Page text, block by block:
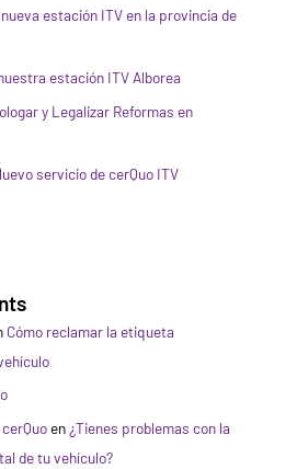
estación ITV en la provincia de
estación ITV Alborea
y Legalizar Reformas en
servicio de cerQuo ITV
Cómo reclamar la etiqueta
en ¿Tienes problemas con la
de tu vehículo?